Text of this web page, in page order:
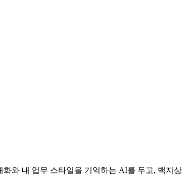
와 내 업무 스타일을 기억하는 AI를 두고, 백지상